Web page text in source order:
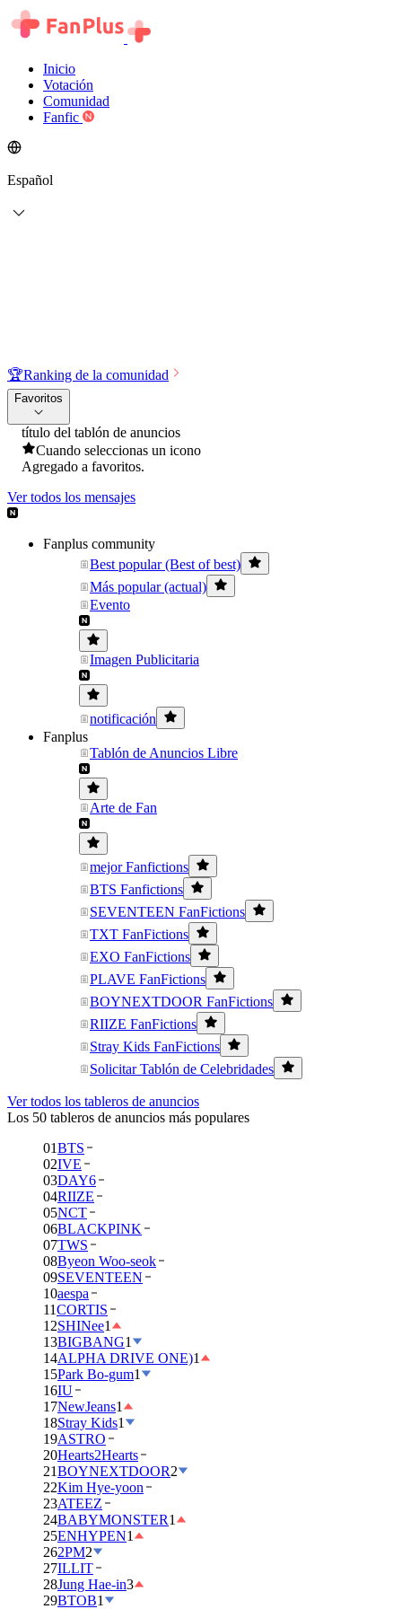
Inicio
Votación
Comunidad
Fanfic
Español
🏆Ranking de la comunidad
Favoritos
título del tablón de anuncios
Cuando seleccionas un icono
Agregado a favoritos.
Ver todos los mensajes
Fanplus community
Best popular (Best of best)
Más popular (actual)
Evento
Imagen Publicitaria
notificación
Fanplus
Tablón de Anuncios Libre
Arte de Fan
mejor Fanfictions
BTS Fanfictions
SEVENTEEN FanFictions
TXT FanFictions
EXO FanFictions
PLAVE FanFictions
BOYNEXTDOOR FanFictions
RIIZE FanFictions
Stray Kids FanFictions
Solicitar Tablón de Celebridades
Ver todos los tableros de anuncios
Los 50 tableros de anuncios más populares
01BTS
02IVE
03DAY6
04RIIZE
05NCT
06BLACKPINK
07TWS
08Byeon Woo-seok
09SEVENTEEN
10aespa
11CORTIS
12SHINee1
13BIGBANG1
14ALPHA DRIVE ONE)1
15Park Bo-gum1
16IU
17NewJeans1
18Stray Kids1
19ASTRO
20Hearts2Hearts
21BOYNEXTDOOR2
22Kim Hye-yoon
23ATEEZ
24BABYMONSTER1
25ENHYPEN1
262PM2
27ILLIT
28Jung Hae-in3
29BTOB1